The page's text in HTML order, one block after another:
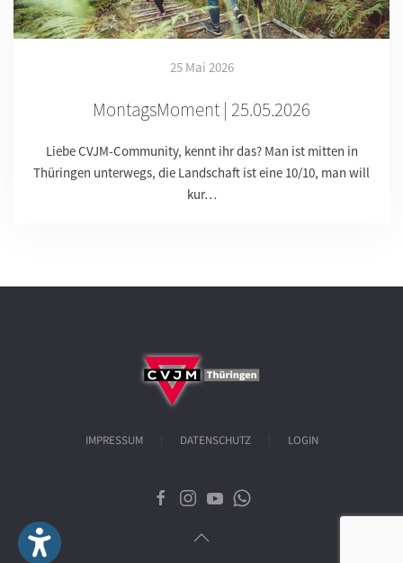
25 Mai 2026
MontagsMoment | 25.05.2026
Liebe CVJM-Community, kennt ihr das? Man ist mitten in
Thüringen unterwegs, die Landschaft ist eine 10/10, man will
kur…
IMPRESSUM DATENSCHUTZ LOGIN